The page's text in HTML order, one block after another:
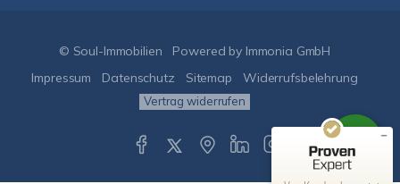
© Soul-Immobilien
Powered by Immonia GmbH
Impressum
Datenschutz Sitemap Widerrufsbelehrung
Vertrag widerrufen
100
%
ProvenExpert.com
5,00
/
5,00
50
Bewertungen auf
ProvenExpert.com
Bewertungen von
1
anderen Quelle